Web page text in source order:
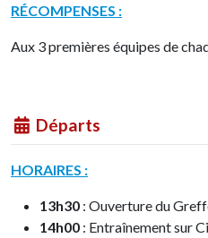
RÉCOMPENSES :
Aux 3 premières équipes de
Départs
HORAIRES :
13h30 : Ouverture du
14h00 : Entraînement sur